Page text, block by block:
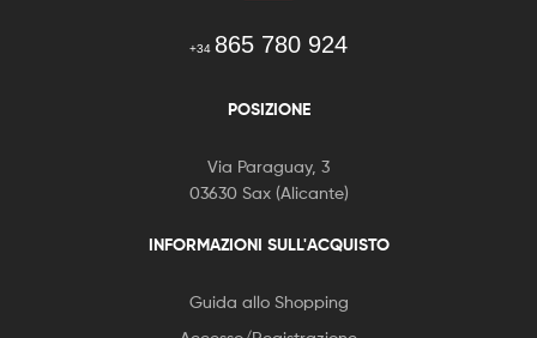
+34 865 780 924
POSIZIONE
Via Paraguay, 3
03630 Sax (Alicante)
INFORMAZIONI SULL'ACQUISTO
Guida allo Shopping